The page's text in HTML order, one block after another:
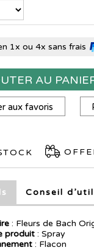
1x ou 4x sans frais
AU
aux favoris
Conseil
: Fleurs de Bach
produit : Spray
: Flacon